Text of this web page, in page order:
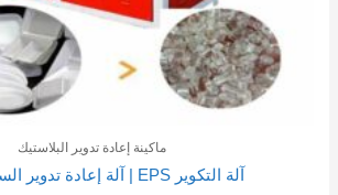
ماكينة إعادة تدوير البلاستيك
آلة التكوير EPS | آلة إعادة تدوير الستايروفوم